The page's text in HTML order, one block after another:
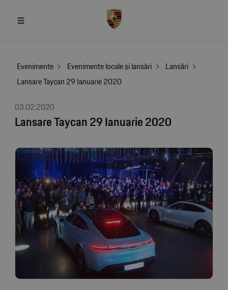
Evenimente Evenimente locale și lansări
Lansări
Lansare Taycan 29 Ianuarie 2020
03.02.2020
Lansare Taycan 29 Ianuarie 2020